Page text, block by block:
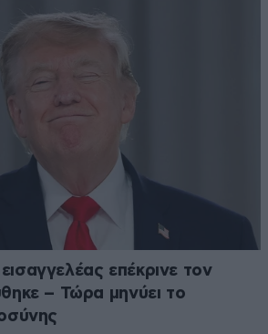
επέκρινε τον
– Τώρα μηνύει το